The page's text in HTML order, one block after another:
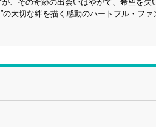
、その奇跡の出会いはやがて、希望を失
大切な絆を描く感動のハートフル・ファ